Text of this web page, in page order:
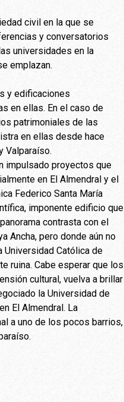
civil en la que se
y conversatorios
universidades en la
emplazan.
y edificaciones
en ellas. En el caso de
patrimoniales de las
en ellas desde hace
Valparaíso.
impulsado proyectos que
en El Almendral y el
Federico Santa María
imponente edificio que
contrasta con el
Ancha, pero donde aún no
Universidad Católica de
ruina. Cabe esperar que los
cultural, vuelva a brillar
la Universidad de
El Almendral. La
a uno de los pocos barrios,